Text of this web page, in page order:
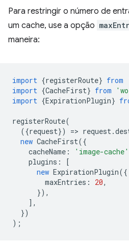
Para restringir o número de
um cache, use a opção
maneira:
import {registerRoute} from
import {CacheFirst} from
import {ExpirationPlugin}
registerRoute(
({request}) => request.
new CacheFirst({
cacheName : 'image-cache'
plugins :
[
new ExpirationPlugin({
maxEntries : 20,
}),
],
})
);